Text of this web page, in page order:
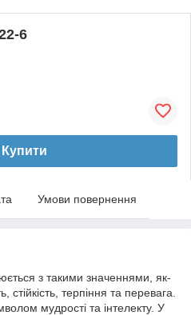
6
Купити
Умови повернення
з такими значеннями, як-
стійкість, терпіння та перевага.
мудрості та інтелекту. У